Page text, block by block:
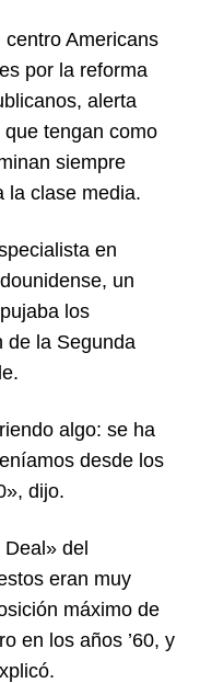
Americans
por la reforma
alerta
tengan como
siempre
la clase media.
en
un
los
de la Segunda
algo: se ha
desde los
dijo.
del
eran muy
máximo de
en los años ’60, y